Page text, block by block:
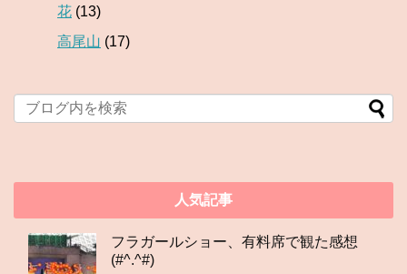
花 (13)
高尾山 (17)
人気記事
フラガールショー、有料席で観た感想
(#^.^#)